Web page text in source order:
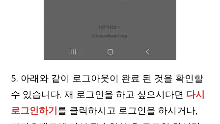
5. 아래와 같이 로그아웃이 완료 된 것을 확인할
수 있습니다. 재 로그인을 하고 싶으시다면 다시
로그인하기를 클릭하시고 로그인을 하시거나,